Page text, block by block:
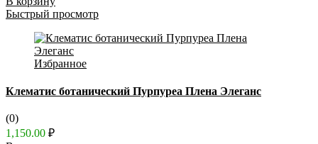
Быстрый просмотр
Избранное
Клематис ботанический Пурпуреа Плена Элеганс
(0)
1,150.00 ₽